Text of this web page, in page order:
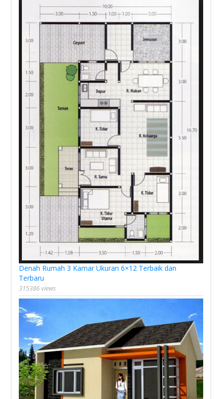
Denah Rumah 3 Kamar Ukuran 6×12 Terbaik dan
Terbaru
315386 views